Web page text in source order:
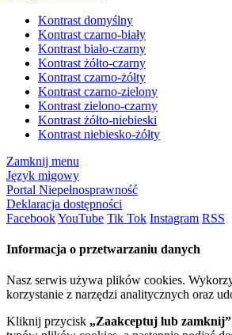
Kontrast domyślny
Kontrast czarno-biały
Kontrast biało-czarny
Kontrast żółto-czarny
Kontrast czarno-żółty
Kontrast czarno-zielony
Kontrast zielono-czarny
Kontrast żółto-niebieski
Kontrast niebiesko-żółty
Zamknij menu
Język migowy
Portal Niepełnosprawność
Deklaracja dostępności
FacebookYouTube Tik Tok Instagram RSS
Informacja o przetwarzaniu danych
Nasz serwis używa plików cookies.
korzystanie z narzędzi analitycznych oraz
Kliknij przycisk „Zaakceptuj lub zamknij”